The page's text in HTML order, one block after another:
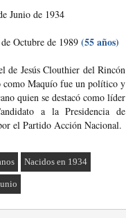
Junio de 1934
de Octubre de 1989 (55 años)
de Jesús Clouthier del Rincón
como Maquío fue un político y
quien se destacó como líder
a la Presidencia de
el Partido Acción Nacional.
Nacidos en 1934